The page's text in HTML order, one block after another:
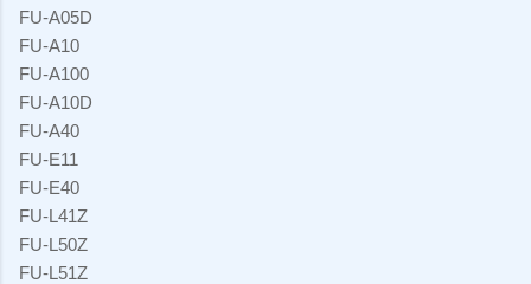
FU-A05D
FU-A10
FU-A100
FU-A10D
FU-A40
FU-E11
FU-E40
FU-L41Z
FU-L50Z
FU-L51Z